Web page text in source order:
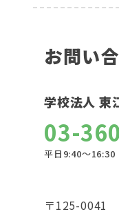
お問い
学校法人 東
03-
平日9:40〜16:30
〒125-0041